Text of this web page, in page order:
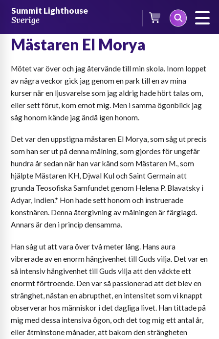
Summit Lighthouse
Sverige
Möte med den Uppstigna
Mästaren El Morya
Mötet var över och jag återvände till min skola. Inom loppet
av några veckor gick jag genom en park till en av mina
kurser när en ljusvarelse som jag aldrig hade hört talas om,
eller sett förut, kom emot mig. Men i samma ögonblick jag
såg honom kände jag ändå igen honom.
Det var den uppstigna mästaren El Morya, som såg ut precis
som han ser ut på denna målning, som gjordes för ungefär
hundra år sedan när han var känd som Mästaren M., som
hjälpte Mästaren KH, Djwal Kul och Saint Germain att
grunda Teosofiska Samfundet genom Helena P. Blavatsky i
Adyar, Indien.* Hon hade sett honom och instruerade
konstnären. Denna återgivning av målningen är färglagd.
Annars är den i princip densamma.
Han såg ut att vara över två meter lång. Hans aura
vibrerade av en enorm hängivenhet till Guds vilja. Det var en
så intensiv hängivenhet till Guds vilja att den väckte ett
enormt förtroende. Den var så passionerad att det blev en
stränghet, nästan en abrupthet, en intensitet som vi knappt
observerar hos människor i det dagliga livet. Han tittade på
mig med dessa intensiva ögon, och det tog mig ett antal år,
eller åtminstone månader, att bakom den strängheten